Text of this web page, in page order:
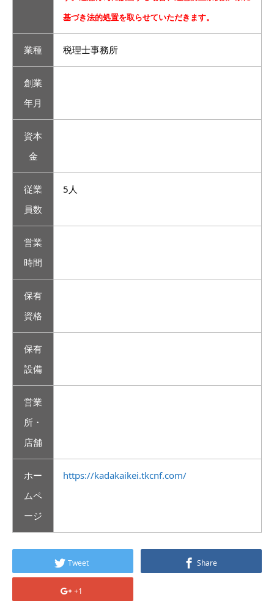
基づき法的処置を取らせていただきます。
業種 税理士事務所
創業
年月
資本
金
従業
員数
5人
営業
時間
保有
資格
保有
設備
営業
所・
店舗
ホー
ムペ
ージ
https://kadakaikei.tkcnf.com/
Tweet Share
+1